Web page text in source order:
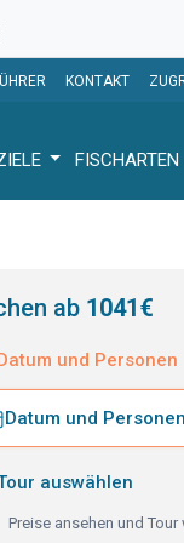
KONTAKT
FISCHARTEN
ab 1041€
und Personen
Datum und
auswählen
Preise ansehen und Tour